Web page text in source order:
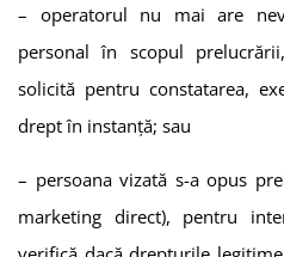
– operatorul nu mai are
personal în scopul
solicită pentru constatarea,
drept în instanță; sau
– persoana vizată s-a opus
marketing direct), pentru